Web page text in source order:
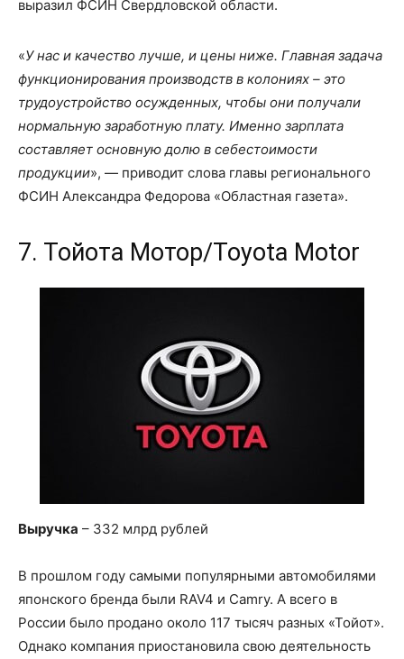
выразил ФСИН Свердловской области.
«У нас и качество лучше, и цены ниже. Главная задача
функционирования производств в колониях – это
трудоустройство осужденных, чтобы они получали
нормальную заработную плату. Именно зарплата
составляет основную долю в себестоимости
продукции», — приводит слова главы регионального
ФСИН Александра Федорова «Областная газета».
7. Тойота Мотор/Toyota Motor
Выручка – 332 млрд рублей
В прошлом году самыми популярными автомобилями
японского бренда были RAV4 и Camry. А всего в
России было продано около 117 тысяч разных «Тойот».
Однако компания приостановила свою деятельность